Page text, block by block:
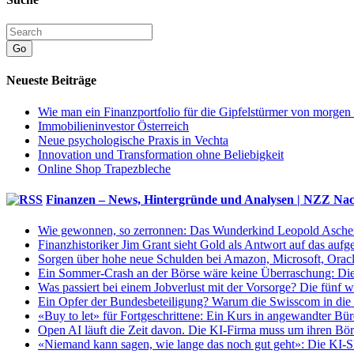
Go
Neueste Beiträge
Wie man ein Finanzportfolio für die Gipfelstürmer von morgen
Immobilieninvestor Österreich
Neue psychologische Praxis in Vechta
Innovation und Transformation ohne Beliebigkeit
Online Shop Trapezbleche
Finanzen – News, Hintergründe und Analysen | NZZ
Wie gewonnen, so zerronnen: Das Wunderkind Leopold
Finanzhistoriker Jim Grant sieht Gold als Antwort auf das
Sorgen über hohe neue Schulden bei Amazon, Microsoft,
Ein Sommer-Crash an der Börse wäre keine Überraschung:
Was passiert bei einem Jobverlust mit der Vorsorge? Die fünf
Ein Opfer der Bundesbeteiligung? Warum die Swisscom in
«Buy to let» für Fortgeschrittene: Ein Kurs in angewandter
Open AI läuft die Zeit davon. Die KI-Firma muss um ihren
«Niemand kann sagen, wie lange das noch gut geht»: Die KI-